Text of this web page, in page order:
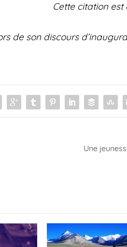
Cette citation
de son discours
Une